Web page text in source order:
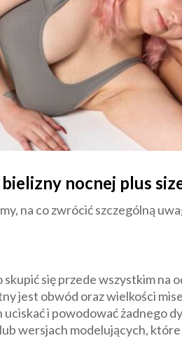
nocnej plus
na co zwrócić szczególną
się przede wszystkim na
jest obwód oraz wielkości
i powodować żadnego
wersjach modelujących,